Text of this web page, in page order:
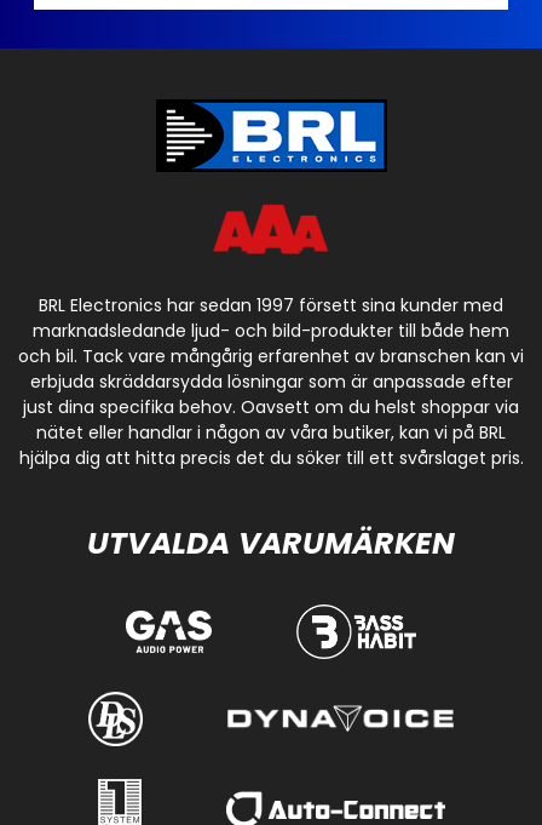
BRL Electronics har sedan 1997 försett sina kunder med
marknadsledande ljud- och bild-produkter till både hem
och bil. Tack vare mångårig erfarenhet av branschen kan vi
erbjuda skräddarsydda lösningar som är anpassade efter
just dina specifika behov. Oavsett om du helst shoppar via
nätet eller handlar i någon av våra butiker, kan vi på BRL
hjälpa dig att hitta precis det du söker till ett svårslaget pris.
UTVALDA VARUMÄRKEN